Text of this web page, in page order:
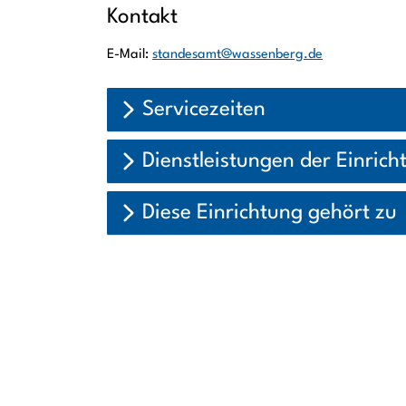
Kontakt
E-Mail: standesamt@wassenberg.de
Servicezeiten
Dienstleistungen der
Diese Einrichtung gehört zu